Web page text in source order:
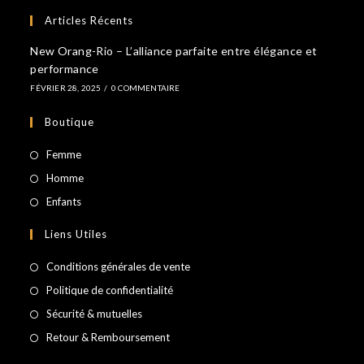
Articles Récents
New Orang-Rio – L’alliance parfaite entre élégance et
performance
FÉVRIER 28, 2025 / 0 COMMENTAIRE
Boutique
FemmeS’ouvre
dans
onglet
HommeS’ouvre
nouvel
EnfantsS’ouvre
un
nouvel
Liens Utiles
Conditions générales de vente
Politique de confidentialité
Sécurité & mutuelles
Retour & Remboursement